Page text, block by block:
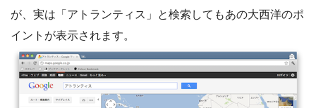
が、実は「アトランティス」と検索してもあの大西洋のポ
イントが表示されます。